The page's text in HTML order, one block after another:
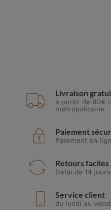
Livraison
à partir de 80€
métropolitaine
Paiement
Paiement en
Retours faciles
Délai de 14 jours
Service client
du lundi au